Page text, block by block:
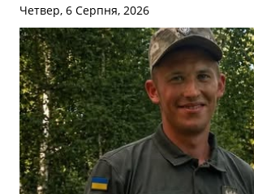
Четвер, 6 Серпня, 2026